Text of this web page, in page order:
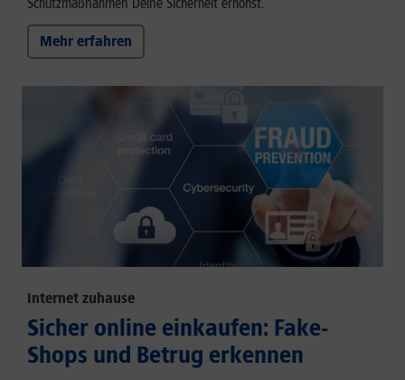
Schutzmaßnahmen Deine Sicherheit erhöhst.
Mehr erfahren
Internet zuhause
Sicher online einkaufen: Fake-
Shops und Betrug erkennen